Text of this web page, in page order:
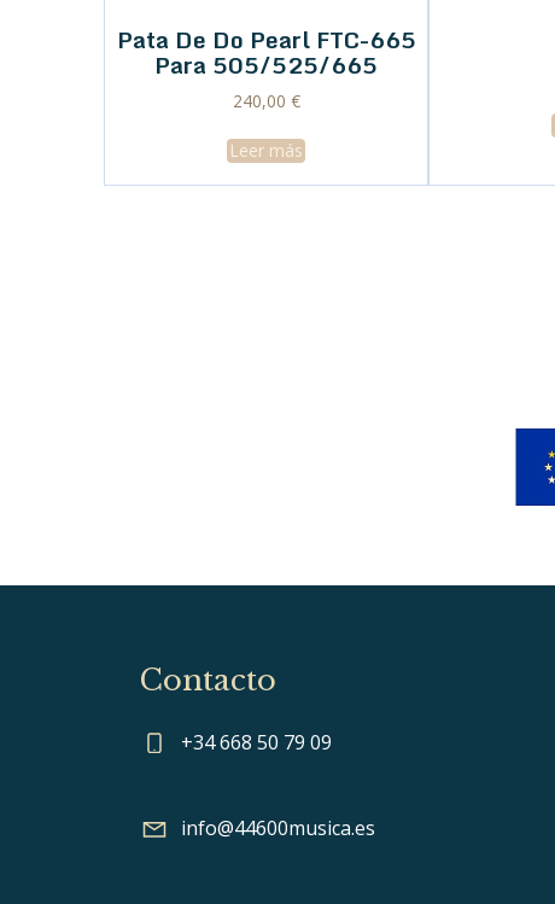
Pata De Do Pearl FTC-665
Para 505/525/665
240,00 €
Leer más
Contacto
+34 668 50 79 09
info@44600musica.es